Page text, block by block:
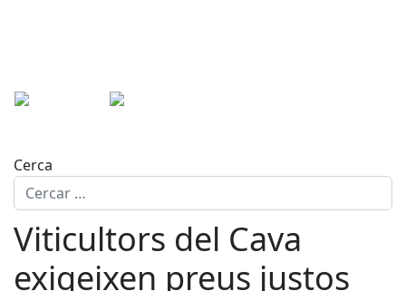
Cerca
Viticultors del Cava
exigeixen preus justos